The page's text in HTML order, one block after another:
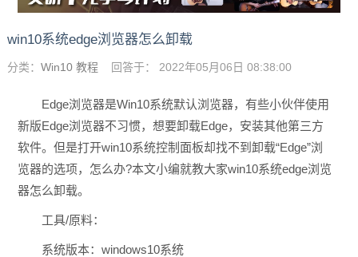
win10系统edge浏览器怎么卸载
分类： Win10 教程 回答于： 2022年05月06日 08:38:00
Edge浏览器是Win10系统默认浏览器，有些小伙伴使用
新版Edge浏览器不习惯，想要卸载Edge，安装其他第三方
软件。但是打开win10系统控制面板却找不到卸载“Edge”浏
览器的选项，怎么办?本文小编就教大家win10系统edge浏览
器怎么卸载。
工具/原料：
系统版本：windows10系统